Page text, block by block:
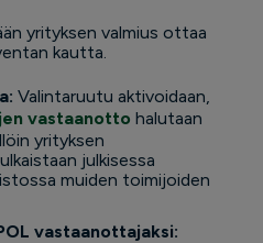
yrityksen valmius ottaa
kautta.
Valintaruutu aktivoidaan,
vastaanotto halutaan
yrityksen
julkisessa
muiden toimijoiden
vastaanottajaksi: